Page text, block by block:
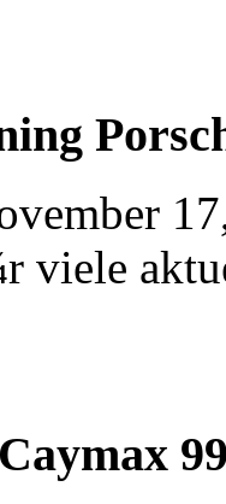
viele